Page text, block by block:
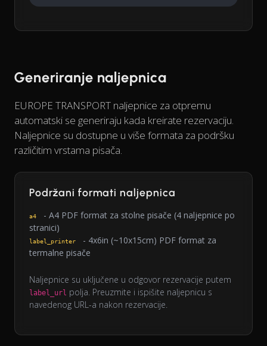
Generiranje naljepnica
EUROPE TRANSPORT naljepnice za otpremu
automatski se generiraju kada kreirate rezervaciju.
Naljepnice su dostupne u više formata za podršku
različitim vrstama pisača.
Podržani formati naljepnica
a4
- A4 PDF format za stolne pisače (4 naljepnice po
stranici)
label_printer
- 4x6in (~10x15cm) PDF format za
termalne pisače
Naljepnice su uključene u odgovor rezervacije putem
label_url polja. Preuzmite i ispišite naljepnicu s
navedenog URL-a nakon rezervacije.